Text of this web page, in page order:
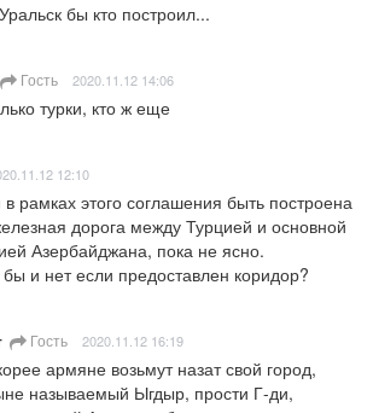
бы кто построил...
Гость 2020.11.12 14:06
турки, кто ж еще
12:10
рамках этого соглашения быть построена
дорога между Турцией и основной
Азербайджана, пока не ясно.
и нет если предоставлен коридор?
Гость 2020.11.12 16:19
армяне возьмут назат свой город,
называемый Ыгдыр, прости Г-ди,